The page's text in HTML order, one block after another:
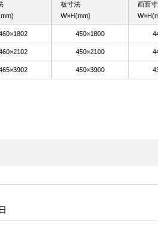
板寸法
W×H(mm)
画面
450×1800
450×2100
450×3900